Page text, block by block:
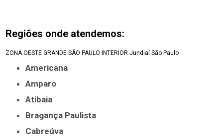
Regiões onde atendemos:
ZONA OESTE GRANDE SÃO PAULO INTERIOR Jundiaí São Paulo
Americana
Amparo
Atibaia
Bragança Paulista
Cabreúva